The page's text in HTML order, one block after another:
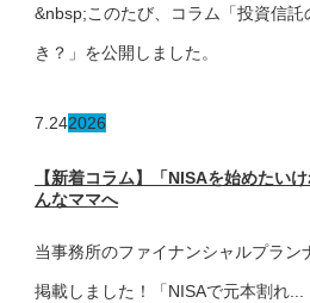
&nbsp;このたび、コラム「投資信
き？」を公開しました。
7.242026
【新着コラム】「NISAを始めたい
んなママへ
当事務所のファイナンシャルプラン
掲載しました！「NISAで元本割れ...